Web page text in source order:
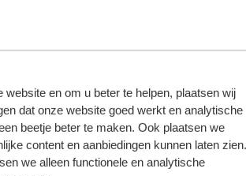
en om u beter te helpen, plaatsen wij
dat onze website goed werkt en analytische
beetje beter te maken. Ook plaatsen we
content en aanbiedingen kunnen laten zien.
we alleen functionele en analytische